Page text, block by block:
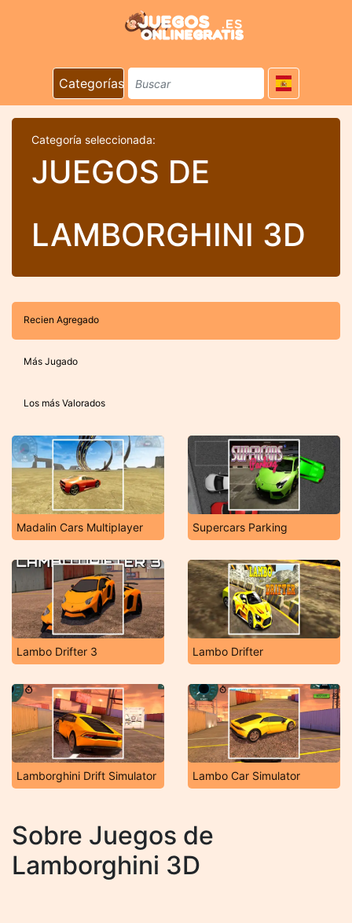
Categorías
Categoría seleccionada:
JUEGOS DE
LAMBORGHINI 3D
Recien Agregado
Más Jugado
Los más Valorados
Madalin Cars Multiplayer Supercars Parking
Lambo Drifter 3 Lambo Drifter
Lamborghini Drift Simulator Lambo Car Simulator
Sobre Juegos de
Lamborghini 3D